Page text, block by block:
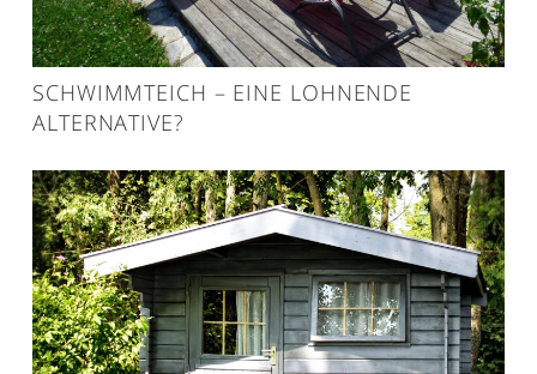
SCHWIMMTEICH – EINE LOHNENDE
ALTERNATIVE?